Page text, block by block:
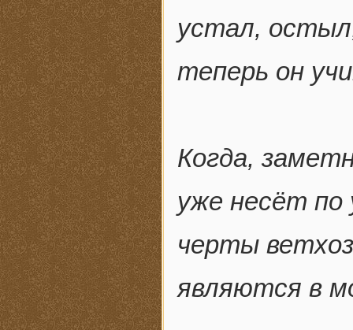
устал,
теперь он
Когда,
уже несёт по
черты
являются в